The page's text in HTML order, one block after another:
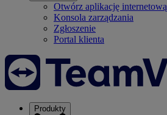
Otwórz aplikację internetową
Konsola zarządzania
Zgłoszenie
Portal klienta
Produkty